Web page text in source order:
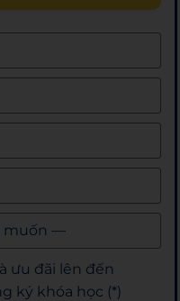
ưu đãi lên đến
ký khóa học (*)